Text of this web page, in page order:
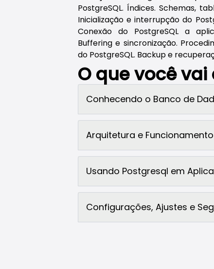
PostgreSQL. Índices. Schemas,
Inicialização e interrupção do
Conexão do PostgreSQL a
Buffering e sincronização.
do PostgreSQL. Backup e
O que você
Conhecendo o Banco de
Arquitetura e
Usando Postgresql em
Configurações, Ajustes e